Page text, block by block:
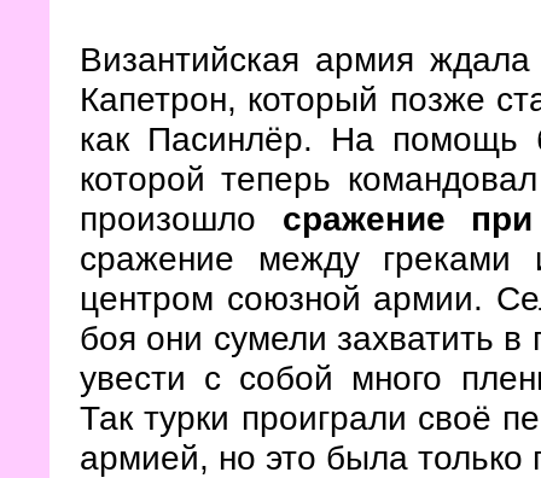
Византийская армия
Капетрон, который позже
как Пасинлёр. На помощь
которой теперь
произошло сражение
сражение между греками
центром союзной армии.
боя они сумели захватить
увести с собой много
Так турки проиграли своё
армией, но это была только